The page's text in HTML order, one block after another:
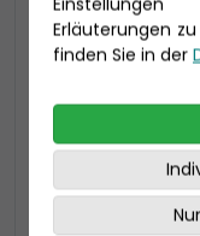
Dusche
Die Mehrbett-
getrennte
alle
Erläuterungen
finden Sie in der